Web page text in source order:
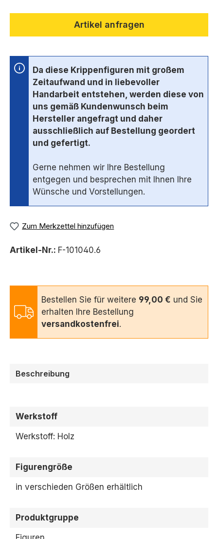
Artikel anfragen
Da diese Krippenfiguren mit großem
Zeitaufwand und in liebevoller
Handarbeit entstehen, werden diese von
uns gemäß Kundenwunsch beim
Hersteller angefragt und daher
ausschließlich auf Bestellung geordert
und gefertigt.
Gerne nehmen wir Ihre Bestellung
entgegen und besprechen mit Ihnen Ihre
Wünsche und Vorstellungen.
Zum Merkzettel hinzufügen
Artikel-Nr.: F-101040.6
Bestellen Sie für weitere 99,00 € und Sie
erhalten Ihre Bestellung
versandkostenfrei.
Beschreibung
Werkstoff
Werkstoff: Holz
Figurengröße
in verschieden Größen erhältlich
Produktgruppe